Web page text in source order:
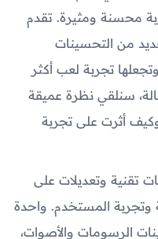
محسنة ومثيرة. تقدم
من التحسينات
تجربة لعب أكثر
سنلقي نظرة عميقة
أثرت على تجربة
بعدة تحسينات تقنية وتعديلات على
وتجربة المستخدم. واحدة
الرسومات والأصوات،